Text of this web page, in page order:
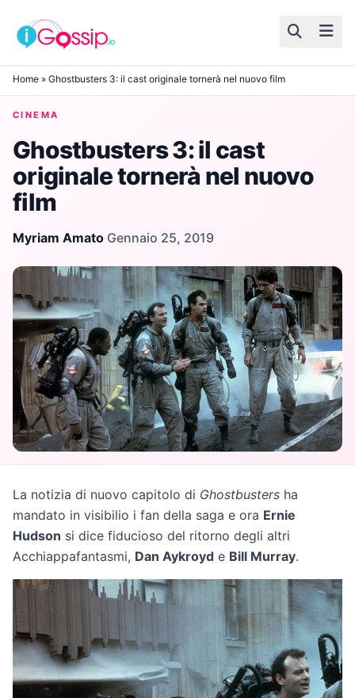
Skip to content
Home » Ghostbusters 3: il cast originale tornerà nel nuovo film
CINEMA
Ghostbusters 3: il cast
originale tornerà nel nuovo
film
Myriam Amato·Gennaio 25, 2019
La notizia di nuovo capitolo di Ghostbusters ha
mandato in visibilio i fan della saga e ora Ernie
Hudson si dice fiducioso del ritorno degli altri
Acchiappafantasmi, Dan Aykroyd e Bill Murray.